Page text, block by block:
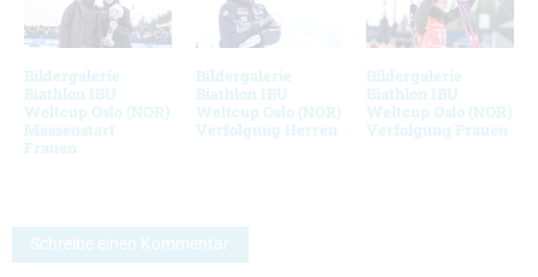
Bildergalerie
Biathlon IBU
Weltcup Oslo (NOR)
Massenstart
Frauen
Bildergalerie
Biathlon IBU
Weltcup Oslo (NOR)
Verfolgung Herren
Bildergalerie
Biathlon IBU
Weltcup Oslo (NOR)
Verfolgung Frauen
Schreibe einen Kommentar